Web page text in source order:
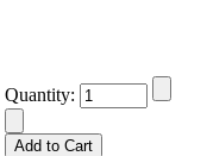
Quantity: